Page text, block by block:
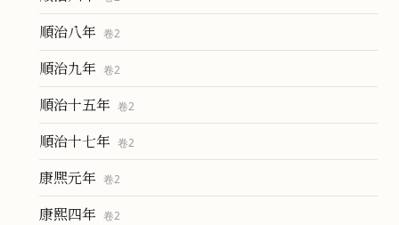
順治八年 卷2
順治九年 卷2
順治十五年 卷2
順治十七年 卷2
康熈元年 卷2
康熙四年 卷2